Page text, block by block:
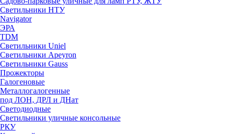
Светильники НТУ
Navigator
ЭРА
TDM
Светильники Uniel
Светильники Apeyron
Светильники Gauss
Прожекторы
Галогеновые
Металлогалогенные
под ЛОН, ДРЛ и ДНат
Светодиодные
Светильники уличные консольные
РКУ